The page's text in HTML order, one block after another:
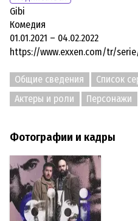
Gibi
Комедия
01.01.2021 – 04.02.2022
https://www.exxen.com/tr/
Общие сведения Список
Актеры и роли
Персонажи
Фотографии и кадры